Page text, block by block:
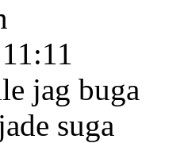
jag buga
suga